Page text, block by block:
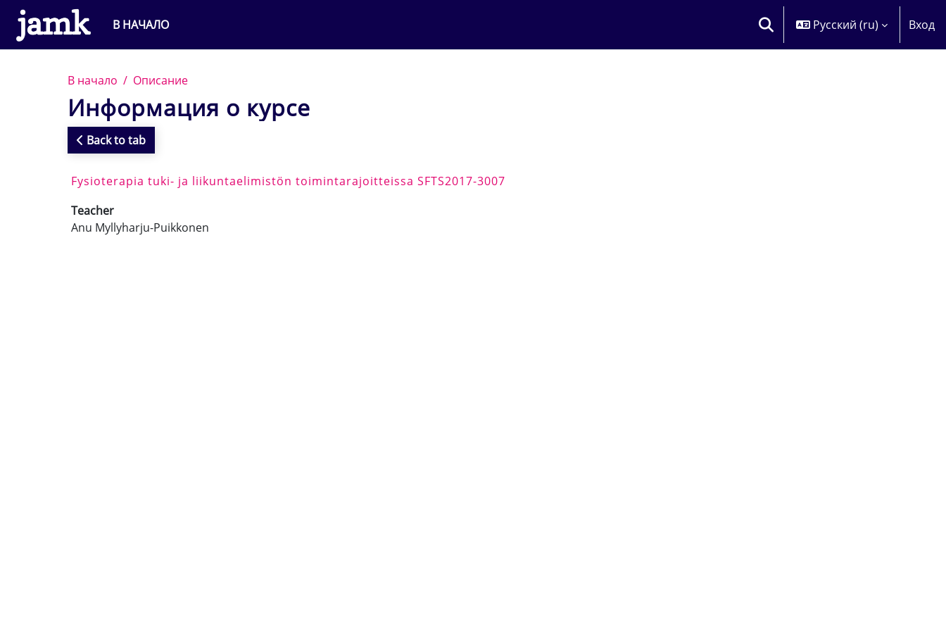
Перейти к основному содержанию
В НАЧАЛО
ИЗМЕНИТЬ ДАННЫЕ ПОИСКОВОЙ
Русский ‎(ru)‎ Вход
В начало Описание
Информация о курсе
Back to tab
Fysioterapia tuki- ja liikuntaelimistön toimintarajoitteissa SFTS2017-3007
Teacher
Anu Myllyharju-Puikkonen